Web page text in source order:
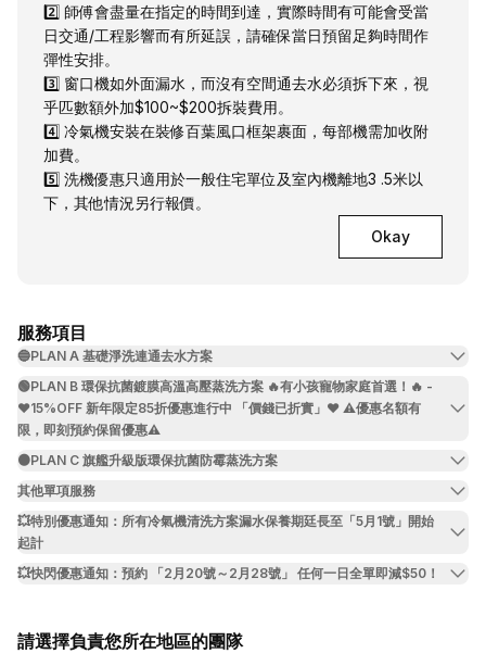
2️⃣ 師傅會盡量在指定的時間到達，實際時間有可能會受當
日交通/工程影響而有所延誤，請確保當日預留足夠時間作
彈性安排。
3️⃣ 窗口機如外面漏水，而沒有空間通去水必須拆下來，視
乎匹數額外加$100~$200拆裝費用。
4️⃣ 冷氣機安裝在裝修百葉風口框架裹面，每部機需加收附
加費。
5️⃣ 洗機優惠只適用於一般住宅單位及室內機離地3 .5米以
下，其他情況另行報價。
Okay
服務項目
🔵PLAN A 基礎淨洗連通去水方案
🟢PLAN B 環保抗菌鍍膜高溫高壓蒸洗方案 🔥有小孩寵物家庭首選！🔥 -
❤️15%OFF 新年限定85折優惠進行中 「價錢已折實」❤️ ⚠️優惠名額有
限，即刻預約保留優惠⚠️
🟠PLAN C 旗艦升級版環保抗菌防霉蒸洗方案
其他單項服務
💥特別優惠通知：所有冷氣機清洗方案漏水保養期廷長至「5月1號」開始
起計
💥快閃優惠通知：預約 「2月20號～2月28號」 任何一日全單即減$50！
請選擇負責您所在地區的團隊